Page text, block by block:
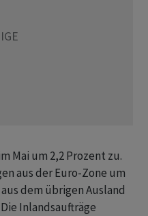
Mai um 2,2 Prozent zu.
aus der Euro-Zone um
​dem übrigen Ausland
Inlandsaufträge